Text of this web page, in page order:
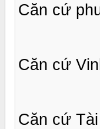
Căn cứ
Căn cứ
Căn cứ